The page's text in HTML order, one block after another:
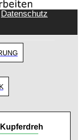
Essen-
Datenschutz